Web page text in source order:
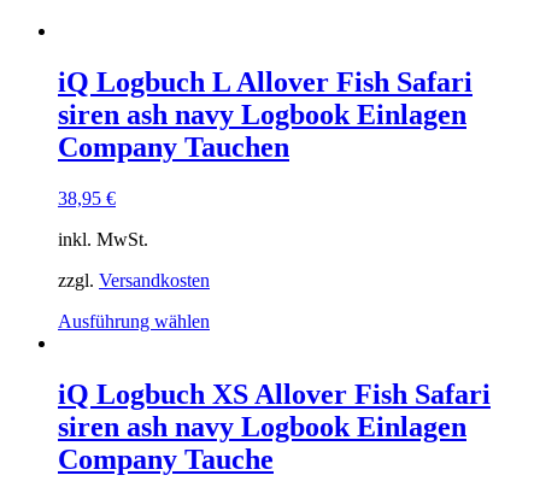
iQ Logbuch L Allover Fish Safari
siren ash navy Logbook Einlagen
Company Tauchen
38,95 €
inkl. MwSt.
zzgl. Versandkosten
Ausführung wählen
mehrere
Varianten
auf.
Optionen
iQ Logbuch XS Allover Fish Safari
siren ash navy Logbook Einlagen
Company Tauche